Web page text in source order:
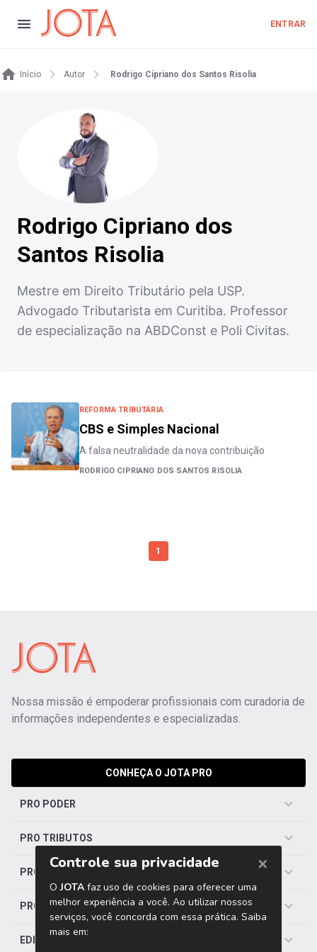
ENTRAR
Início Autor Rodrigo Cipriano dos Santos Risolia
Rodrigo Cipriano dos
Santos Risolia
Mestre em Direito Tributário pela USP.
Advogado Tributarista em Curitiba. Professor
de especialização na ABDConst e Poli Civitas.
REFORMA TRIBUTÁRIA
CBS e Simples Nacional
A falsa neutralidade da nova contribuição
RODRIGO CIPRIANO DOS SANTOS RISOLIA
1
Nossa missão é empoderar profissionais com curadoria de
informações independentes e especializadas.
CONHEÇA O JOTA PRO
PRO PODER
PRO TRIBUTOS
PRO TRABALHISTA
PRO SAÚDE
EDITORIAS